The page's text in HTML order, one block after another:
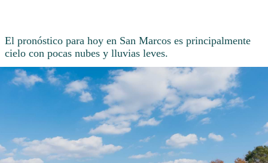
El pronóstico para hoy en San Marcos es principalmente
cielo con pocas nubes y lluvias leves.